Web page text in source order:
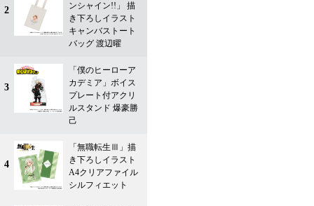
2
ンシャイン!!」 描
き下ろしイラスト
キャンバストート
バッグ 渡辺曜
3
「僕のヒーローア
カデミア」ボイス
プレート付アクリ
ルスタンド 爆豪勝
己
4
「無職転生Ⅲ」描
き下ろしイラスト
A4クリアファイル
シルフィエット